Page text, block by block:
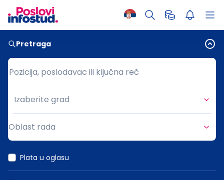
Pretraga
Pozicija, poslodavac ili ključna reč
Pozicija, poslodavac ili ključna reč
Grad
Izaberite grad
Oblast rada
Plata u oglasu